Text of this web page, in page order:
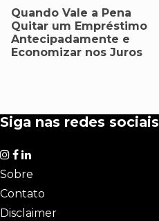
Quando Vale a Pena
Quitar um Empréstimo
Antecipadamente e
Economizar nos Juros
Siga nas redes sociais
Sobre
Contato
Disclaimer